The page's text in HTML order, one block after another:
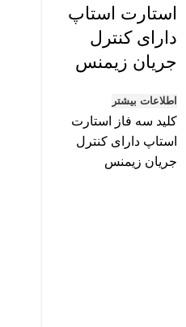
استارت استاپ
دارای کنترل
جریان زیمنس
اطلاعات بیشتر
کلید سه فاز استارت
استاپ دارای کنترل
جریان زیمنس